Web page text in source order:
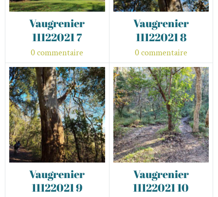
Vaugrenier
11122021 7
0 commentaire
Vaugrenier
11122021 8
0 commentaire
Vaugrenier
11122021 9
Vaugrenier
11122021 10